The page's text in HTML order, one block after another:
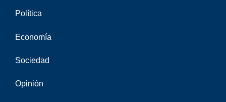
Política
Economía
Sociedad
Opinión